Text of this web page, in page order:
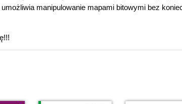
manipulowanie mapami bitowymi bez